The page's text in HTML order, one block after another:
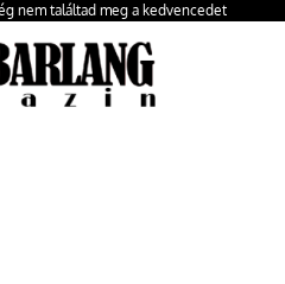
nem találtad meg a kedvencedet